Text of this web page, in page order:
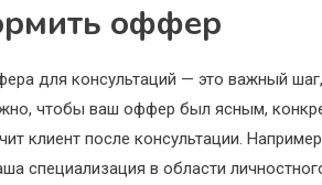
оффер
для консультаций — это важный
чтобы ваш оффер был ясным,
клиент после консультации.
специализация в области